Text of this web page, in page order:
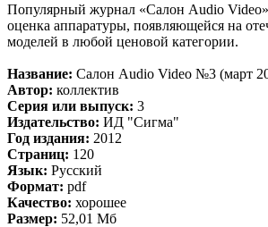
Популярный журнал «Салон Audio Video»
оценка аппаратуры, появляющейся на
моделей в любой ценовой категории.
Название: Салон Audio Video №3 (март
Автор: коллектив
Серия или выпуск: 3
Издательство: ИД "Сигма"
Год издания: 2012
Страниц: 120
Язык: Русский
Формат: pdf
Качество: хорошее
Размер: 52,01 Мб